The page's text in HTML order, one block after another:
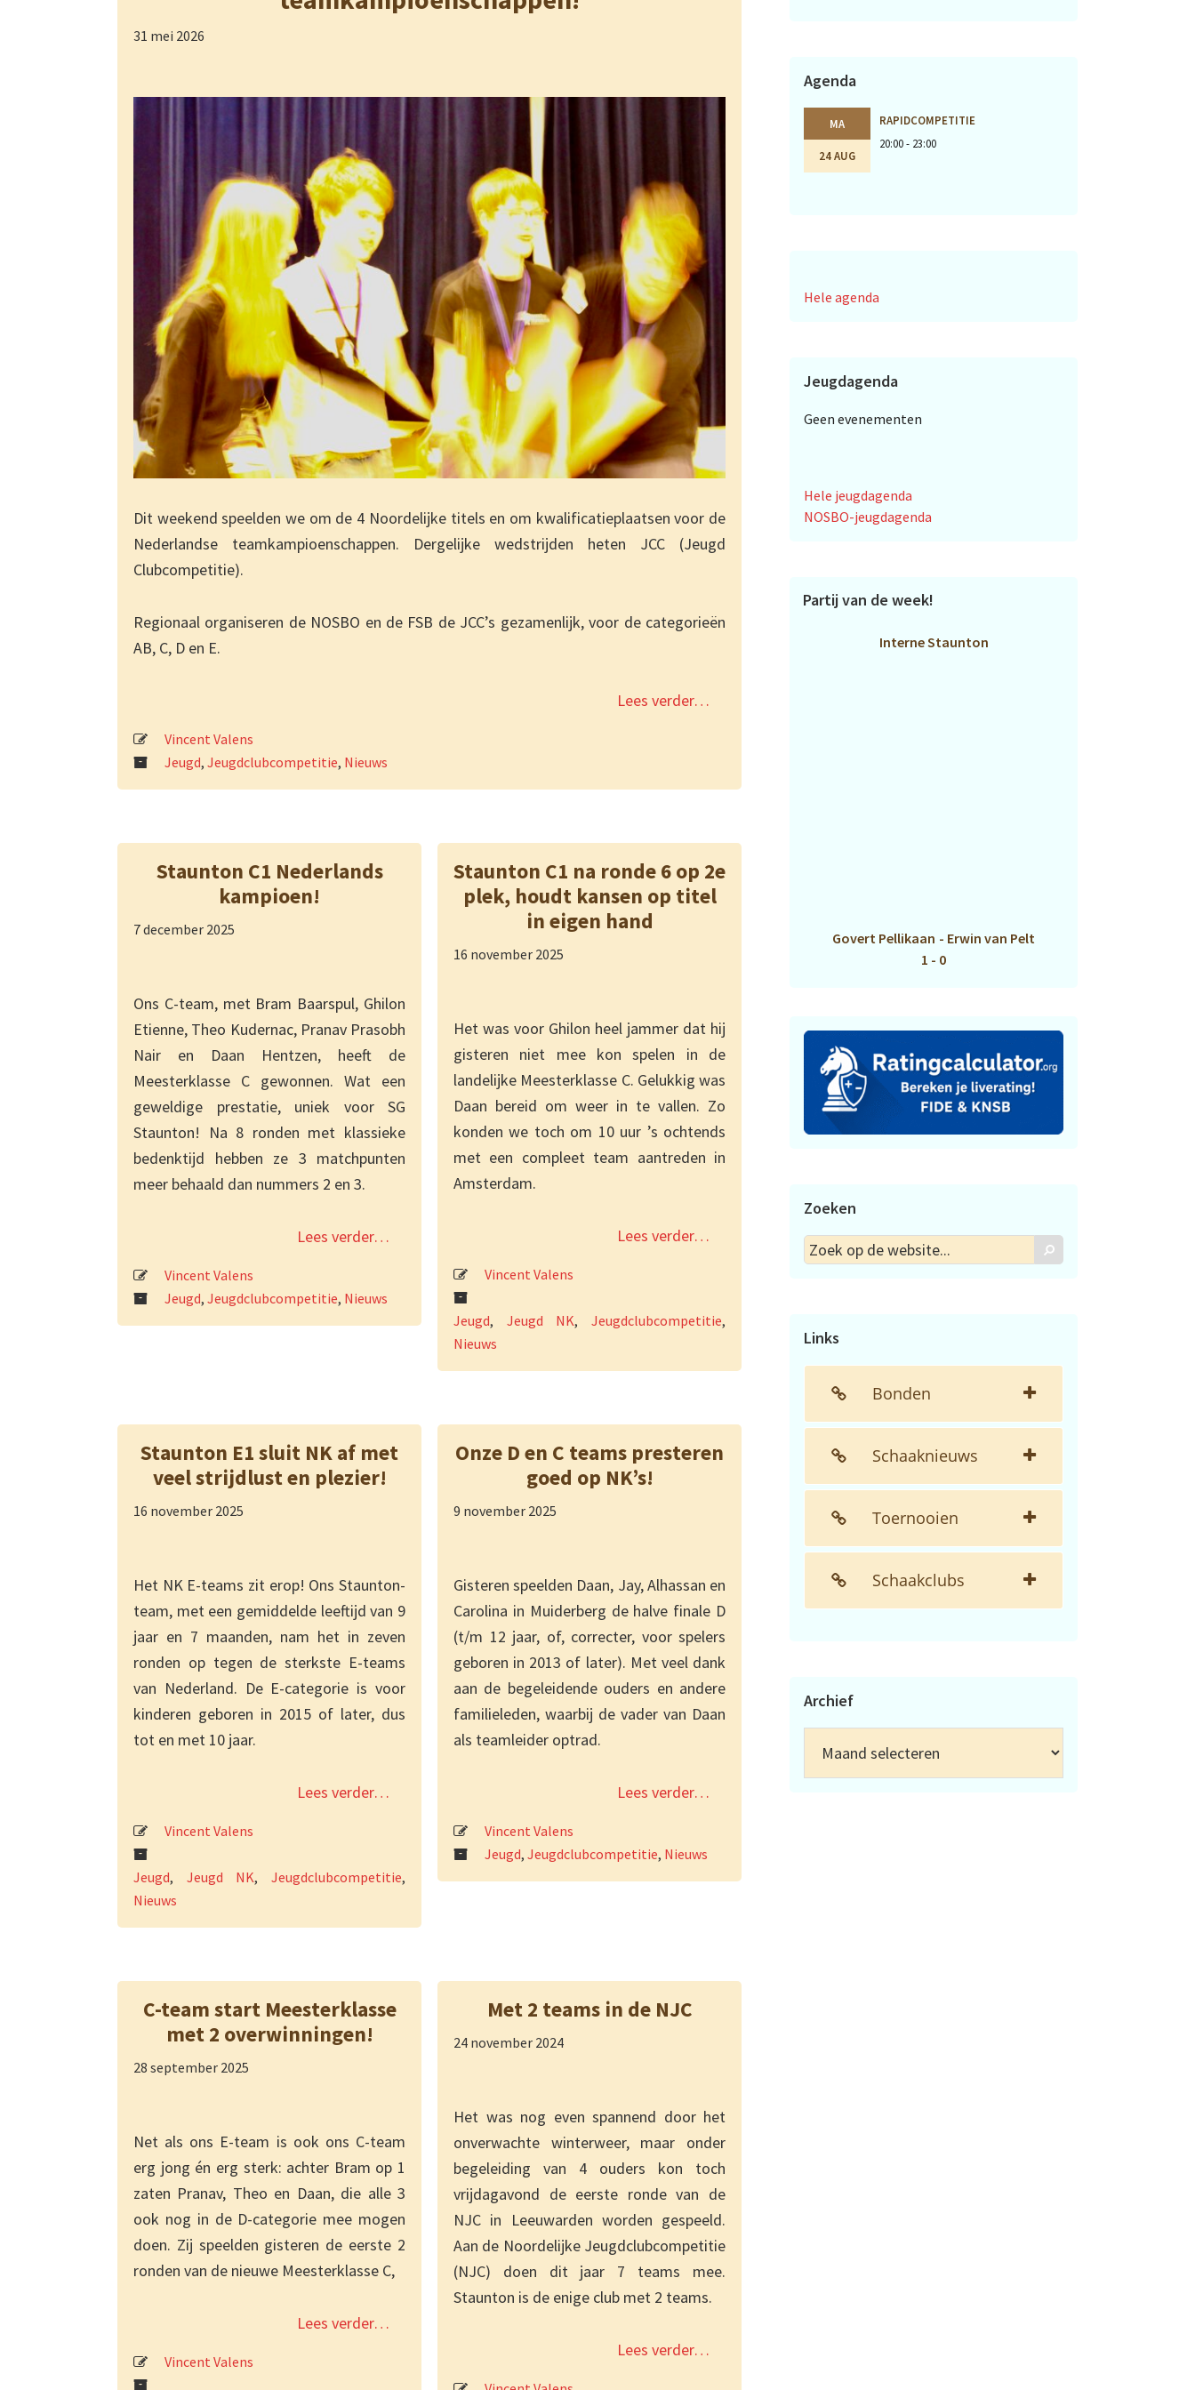
31 mei 2026
Dit weekend speelden we om de 4 Noordelijke titels en om kwalificatieplaatsen voor de
Nederlandse teamkampioenschappen. Dergelijke wedstrijden heten JCC (Jeugd
Clubcompetitie).
Regionaal organiseren de NOSBO en de FSB de JCC’s gezamenlijk, voor de categorieën
AB, C, D en E.
Lees verder…
Vincent Valens
Jeugd, Jeugdclubcompetitie, Nieuws
Staunton C1 Nederlands
kampioen!
7 december 2025
Ons C-team, met Bram Baarspul, Ghilon
Etienne, Theo Kudernac, Pranav Prasobh
Nair en Daan Hentzen, heeft de
Meesterklasse C gewonnen. Wat een
geweldige prestatie, uniek voor SG
Staunton! Na 8 ronden met klassieke
bedenktijd hebben ze 3 matchpunten
meer behaald dan nummers 2 en 3.
Lees verder…
Vincent Valens
Jeugd, Jeugdclubcompetitie, Nieuws
Staunton C1 na ronde 6 op 2e
plek, houdt kansen op titel
in eigen hand
16 november 2025
Het was voor Ghilon heel jammer dat hij
gisteren niet mee kon spelen in de
landelijke Meesterklasse C. Gelukkig was
Daan bereid om weer in te vallen. Zo
konden we toch om 10 uur ’s ochtends
met een compleet team aantreden in
Amsterdam.
Lees verder…
Vincent Valens
Jeugd, Jeugd NK,Jeugdclubcompetitie,
Nieuws
Staunton E1 sluit NK af met
veel strijdlust en plezier!
16 november 2025
Het NK E-teams zit erop! Ons Staunton-
team, met een gemiddelde leeftijd van 9
jaar en 7 maanden, nam het in zeven
ronden op tegen de sterkste E-teams
van Nederland. De E-categorie is voor
kinderen geboren in 2015 of later, dus
tot en met 10 jaar.
Lees verder…
Vincent Valens
Jeugd, Jeugd NK,Jeugdclubcompetitie,
Nieuws
Onze D en C teams presteren
goed op NK’s!
9 november 2025
Gisteren speelden Daan, Jay, Alhassan en
Carolina in Muiderberg de halve finale D
(t/m 12 jaar, of, correcter, voor spelers
geboren in 2013 of later). Met veel dank
aan de begeleidende ouders en andere
familieleden, waarbij de vader van Daan
als teamleider optrad.
Lees verder…
Vincent Valens
Jeugd, Jeugdclubcompetitie, Nieuws
C-team start Meesterklasse
met 2 overwinningen!
28 september 2025
Net als ons E-team is ook ons C-team
erg jong én erg sterk: achter Bram op 1
zaten Pranav, Theo en Daan, die alle 3
ook nog in de D-categorie mee mogen
doen. Zij speelden gisteren de eerste 2
ronden van de nieuwe Meesterklasse C,
Lees verder…
Vincent Valens
Met 2 teams in de NJC
24 november 2024
Het was nog even spannend door het
onverwachte winterweer, maar onder
begeleiding van 4 ouders kon toch
vrijdagavond de eerste ronde van de
NJC in Leeuwarden worden gespeeld.
Aan de Noordelijke Jeugdclubcompetitie
(NJC) doen dit jaar 7 teams mee.
Staunton is de enige club met 2 teams.
Lees verder…
Agenda
MA
24 AUG
RAPIDCOMPETITIE
20:00 - 23:00
Hele agenda
Jeugdagenda
Geen evenementen
Hele jeugdagenda
NOSBO-jeugdagenda
Partij van de week!
Interne Staunton
Govert Pellikaan - Erwin van Pelt
1 - 0
Zoeken
Zoek
op
Zoek
Links
Bonden
Schaaknieuws
Toernooien
Schaakclubs
Archief